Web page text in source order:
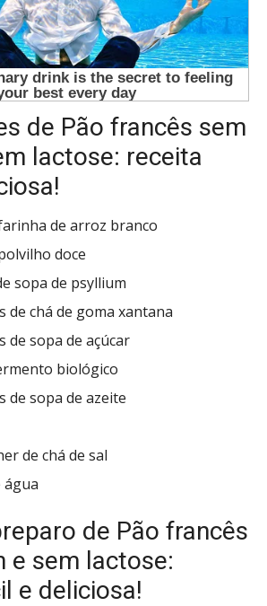
de Pão francês sem
lactose: receita
de arroz branco
doce
sopa de psyllium
de chá de goma xantana
de sopa de açúcar
biológico
de sopa de azeite
de chá de sal
água
de Pão francês
e sem lactose:
e deliciosa!